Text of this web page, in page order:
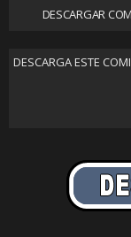
DESCARGAR
DESCARGA ESTE